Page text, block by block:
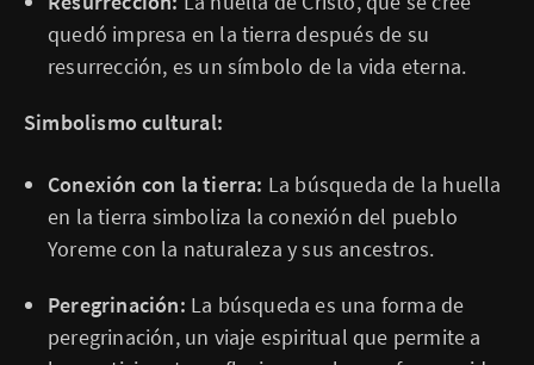
quedó impresa en la tierra después de su
resurrección, es un símbolo de la vida eterna.
Simbolismo cultural:
Conexión con la tierra: La búsqueda de la huella
en la tierra simboliza la conexión del pueblo
Yoreme con la naturaleza y sus ancestros.
Peregrinación: La búsqueda es una forma de
peregrinación, un viaje espiritual que permite a